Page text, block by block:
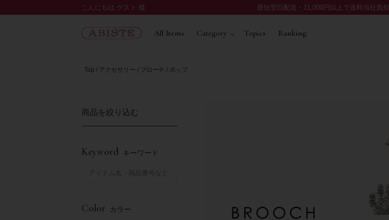
こんにちは ゲスト 様 最短翌日配送・11,000円以上で送料当社負担
All Items Category Topics Ranking
Top アクセサリー ブローチ ポップ
商品を絞り込む
Keyword キーワード
Color カラー